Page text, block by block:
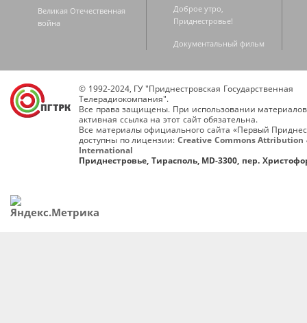
Великая Отечественная
война
Доброе утро,
Приднестровье!
Документальный фильм
© 1992-2024, ГУ "Приднестровская Государственная
Телерадиокомпания".
Все права защищены. При использовании
активная ссылка на этот сайт обязательна.
Все материалы официального сайта «Первый
доступны по лицензии: Creative Commons Attribution
International
Приднестровье, Тирасполь, MD-3300, пер.